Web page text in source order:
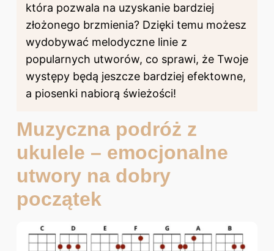
która pozwala na uzyskanie bardziej
złożonego brzmienia? Dzięki temu możesz
wydobywać melodyczne linie z
popularnych utworów, co sprawi, że Twoje
występy będą jeszcze bardziej efektowne,
a piosenki nabiorą świeżości!
Muzyczna podróż z
ukulele – emocjonalne
utwory na dobry
początek